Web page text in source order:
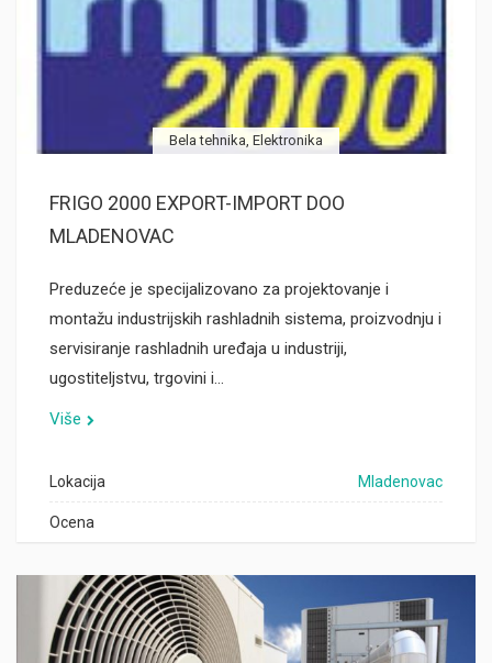
Bela tehnika, Elektronika
FRIGO 2000 EXPORT-IMPORT DOO
MLADENOVAC
Preduzeće je specijalizovano za projektovanje i
montažu industrijskih rashladnih sistema, proizvodnju i
servisiranje rashladnih uređaja u industriji,
ugostiteljstvu, trgovini i…
Više
Lokacija Mladenovac
Ocena